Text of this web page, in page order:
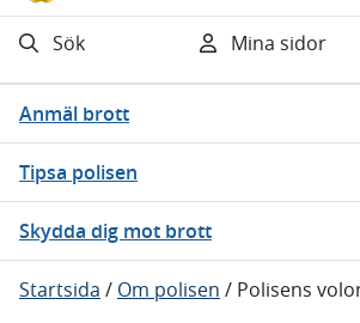
Sök Mina sidor
Anmäl brott
Tipsa polisen
Skydda dig mot brott
Startsida / Om polisen / Polisens